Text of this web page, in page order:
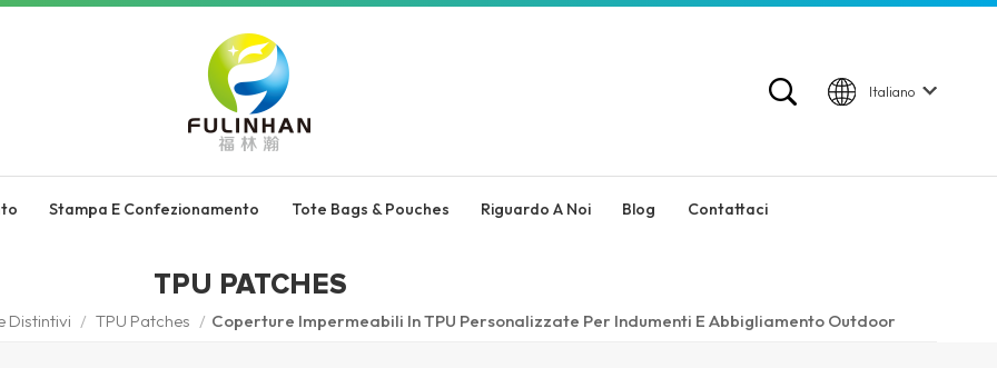
Italiano
Stampa E Confezionamento Tote Bags & Pouches Riguardo A Noi Blog Contattaci
TPU PATCHES
Distintivi / TPU Patches / Coperture Impermeabili In TPU Personalizzate Per Indumenti E Abbigliamento Outdoor